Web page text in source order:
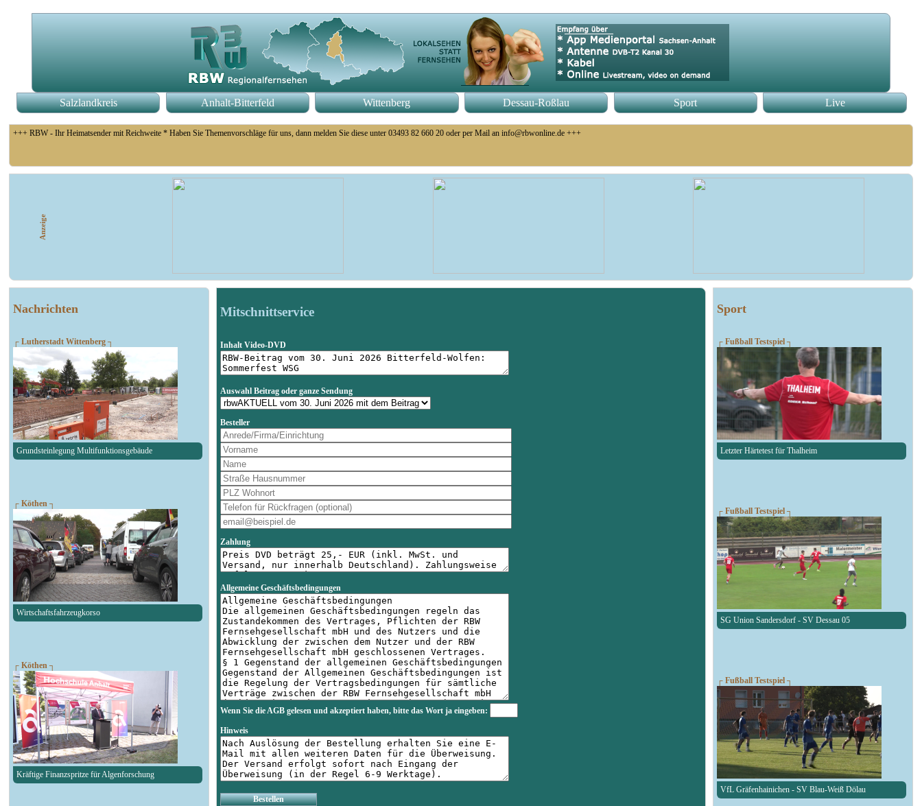
Salzlandkreis Anhalt-Bitterfeld Wittenberg Dessau-Roßlau Sport Live
+++ RBW - Ihr Heimatsender mit Reichweite * Haben Sie Themenvorschläge für uns, dann melden Sie diese unter 03493 82 660 20 oder per Mail an info@rbwonline.de +++
+++ Fußball Oberliga Süd 1. Spieltag: SG Union Sandersdorf - VfB 1921 Krieschow, So 14 Uhr +++
Nachrichten
┌ Lutherstadt Wittenberg ┐
Grundsteinlegung Multifunktionsgebäude
┌ Köthen ┐
Wirtschaftsfahrzeugkorso
┌ Köthen ┐
Kräftige Finanzspritze für Algenforschung
Mitschnittservice
Inhalt Video-DVD
Auswahl Beitrag oder ganze Sendung
Besteller
Zahlung
Allgemeine Geschäftsbedingungen
Wenn Sie die AGB gelesen und akzeptiert haben, bitte das Wortja eingeben:
Hinweis
Bestellen
Sport
┌ Fußball Testspiel ┐
Letzter Härtetest für Thalheim
┌ Fußball Testspiel ┐
SG Union Sandersdorf - SV Dessau 05
┌ Fußball Testspiel ┐
VfL Gräfenhainichen - SV Blau-Weiß Dölau
Anzeige